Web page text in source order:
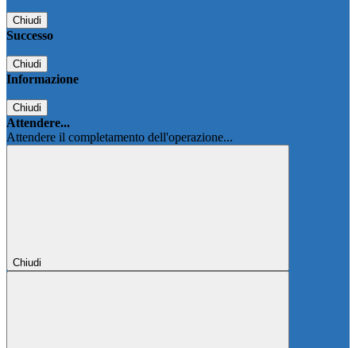
Chiudi
Successo
Chiudi
Informazione
Chiudi
Attendere...
Attendere il completamento dell'operazione...
Chiudi